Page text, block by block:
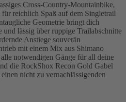
Cross-Country-Mountainbike,
reichlich Spaß auf dem Singletrail
Geometrie bringt dich
lässig über ruppige Trailabschnitte
Anstiege souverän
mit einem Mix aus Shimano
notwendigen Gänge für all deine
die RockShox Recon Gold Gabel
nicht zu vernachlässigenden